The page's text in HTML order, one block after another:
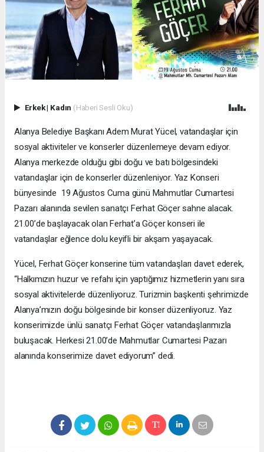
Erkek| Kadın (Haberi Sesli Oku)
Alanya Belediye Başkanı Adem Murat Yücel, vatandaşlar için
sosyal aktiviteler ve konserler düzenlemeye devam ediyor.
Alanya merkezde olduğu gibi doğu ve batı bölgesindeki
vatandaşlar için de konserler düzenleniyor. Yaz Konseri
bünyesinde 19 Ağustos Cuma günü Mahmutlar Cumartesi
Pazarı alanında sevilen sanatçı Ferhat Göçer sahne alacak.
21.00’de başlayacak olan Ferhat’a Göçer konseri ile
vatandaşlar eğlence dolu keyifli bir akşam yaşayacak.
Yücel, Ferhat Göçer konserine tüm vatandaşları davet ederek,
“Halkımızın huzur ve refahı için yaptığımız hizmetlerin yanı sıra
sosyal aktivitelerde düzenliyoruz. Turizmin başkenti şehrimizde
Alanya’mızın doğu bölgesinde bir konser düzenliyoruz. Yaz
konserimizde ünlü sanatçı Ferhat Göçer vatandaşlarımızla
buluşacak. Herkesi 21.00’de Mahmutlar Cumartesi Pazarı
alanında konserimize davet ediyorum” dedi.